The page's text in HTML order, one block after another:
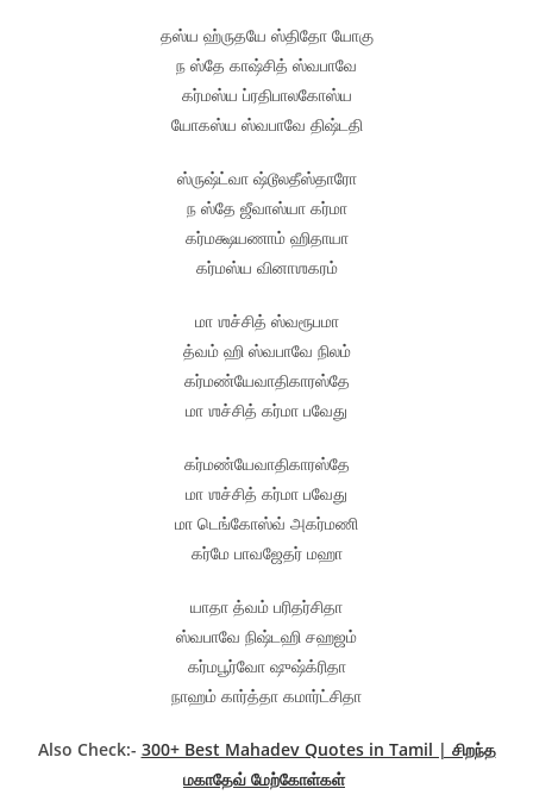
தஸ்ய ஹ்ருதயே ஸ்திதோ யோகு
ந ஸ்தே காஷ்சித் ஸ்வபாவே
கர்மஸ்ய ப்ரதிபாலகோஸ்ய
யோகஸ்ய ஸ்வபாவே திஷ்டதி
ஸ்ருஷ்ட்வா ஷ்டூலதீஸ்தாரோ
ந ஸ்தே ஜீவாஸ்யா கர்மா
கர்மக்ஷயணாம் ஹிதாயா
கர்மஸ்ய வினாஶகரம்
மா ஶச்சித் ஸ்வரூபமா
த்வம் ஹி ஸ்வபாவே நிலம்
கர்மண்யேவாதிகாரஸ்தே
மா ஶச்சித் கர்மா பவேது
கர்மண்யேவாதிகாரஸ்தே
மா ஶச்சித் கர்மா பவேது
மா டெங்கோஸ்வ் அகர்மணி
கர்மே பாவஜேதர் மஹா
யாதா த்வம் பரிதர்சிதா
ஸ்வபாவே நிஷ்டஹி சஹஜம்
கர்மபூர்வோ ஷுஷ்க்ரிதா
நாஹம் கார்த்தா கமார்ட்சிதா
Also Check:- 300+ Best Mahadev Quotes in Tamil | சிறந்த
மகாதேவ் மேற்கோள்கள்